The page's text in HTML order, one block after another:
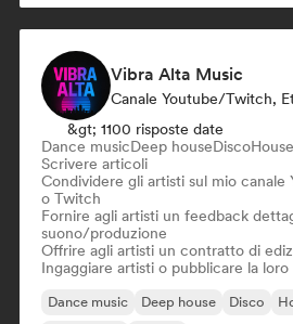
Vibra Alta Music
&gt; 1100 risposte date
Dance musicDeep houseDisco
Scrivere articoli
Condividere gli artisti sul mio canale
o Twitch
Fornire agli artisti un feedback
suono/produzione
Offrire agli artisti un contratto di
Ingaggiare artisti o pubblicare la loro
Dance music Deep house Disco